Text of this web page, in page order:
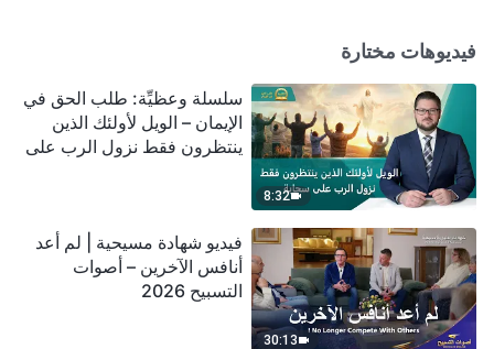
فيديوهات مختارة
8:32
سلسلة وعظيِّة: طلب الحق في
الإيمان – الويل لأولئك الذين
ينتظرون فقط نزول الرب على
30:13
فيديو شهادة مسيحية | لم أعد
أنافس الآخرين – أصوات
التسبيح 2026